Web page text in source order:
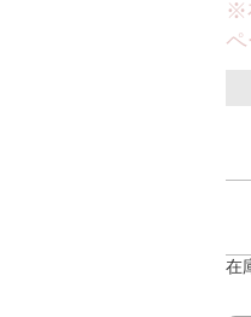
※
在